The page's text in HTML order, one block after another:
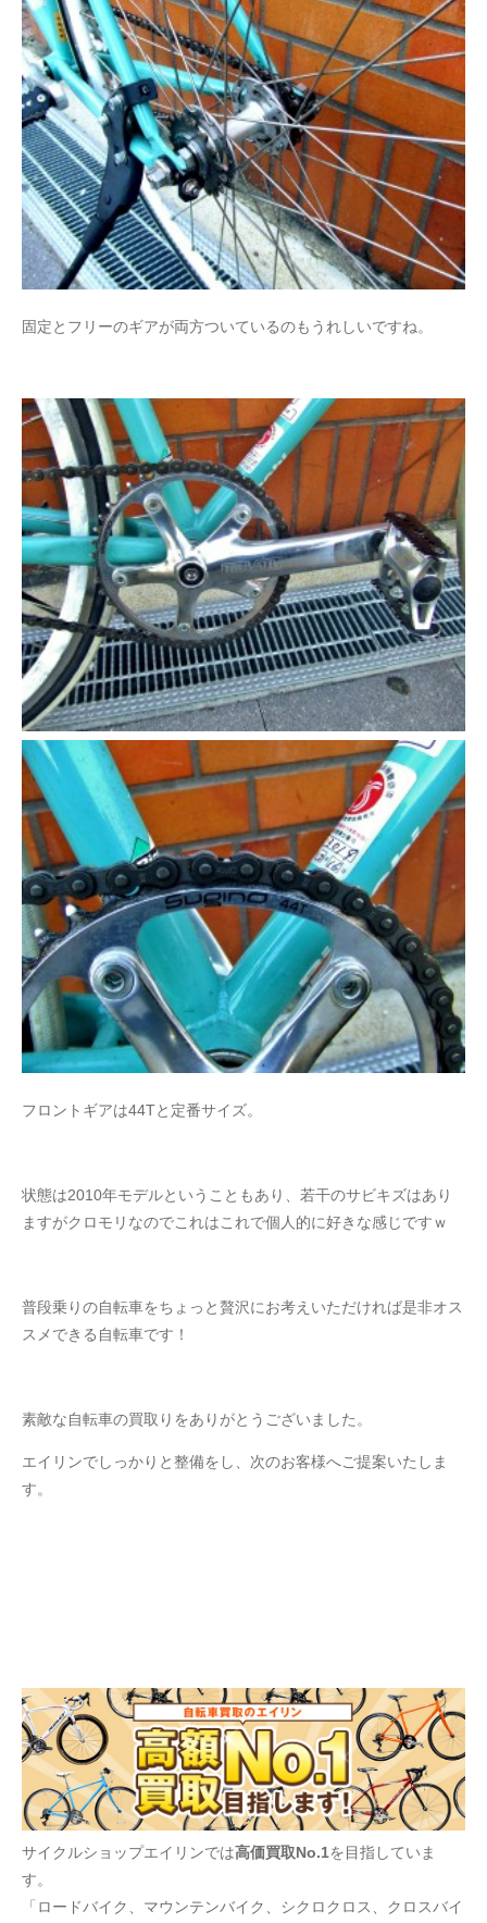
固定とフリーのギアが両方ついているのもうれしいですね。
フロントギアは44Tと定番サイズ。
状態は2010年モデルということもあり、若干のサビキズはあり
ますがクロモリなのでこれはこれで個人的に好きな感じですｗ
普段乗りの自転車をちょっと贅沢にお考えいただければ是非オス
スメできる自転車です！
素敵な自転車の買取りをありがとうございました。
エイリンでしっかりと整備をし、次のお客様へご提案いたしま
す。
サイクルショップエイリンでは高価買取No.1を目指していま
す。
「ロードバイク、マウンテンバイク、シクロクロス、クロスバイ